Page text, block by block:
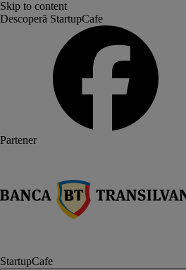
Skip to content
Descoperă StartupCafe
Partener
StartupCafe